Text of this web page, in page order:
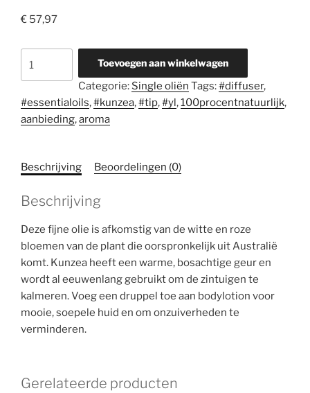
€ 57,97
aantal
Toevoegen aan winkelwagen
Categorie: Single oliën Tags:#diffuser,
#essentialoils,#kunzea,#tip,#yl ,100procentnatuurlijk,
aanbieding,aroma
Beschrijving Beoordelingen (0)
Beschrijving
Deze fijne olie is afkomstig van de witte en roze
bloemen van de plant die oorspronkelijk uit Australië
komt. Kunzea heeft een warme, bosachtige geur en
wordt al eeuwenlang gebruikt om de zintuigen te
kalmeren. Voeg een druppel toe aan bodylotion voor
mooie, soepele huid en om onzuiverheden te
verminderen.
Gerelateerde producten